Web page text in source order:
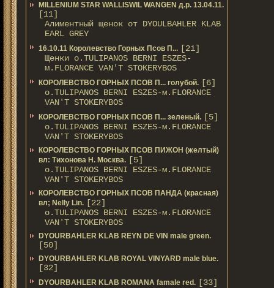
MILLENIUM STAR WALLISWIL WANGEN д.р. 13.04.11.
[11]
Алиментный щенок от DYOULBAHLER KLAB
EARL GREY
16.10.11 Королевство Горных Псов П... [21]
Щенки о.TULIPANOS BERNI ESZES-
м.FLORANCE VAN'T STOKERYBOS
КОРОЛЕВСТВО ГОРНЫХ ПСОВ П... голубой. [6]
о.TULIPANOS BERNI ESZES-м.FLORANCE
VAN'T STOKERYBOS
КОРОЛЕВСТВО ГОРНЫХ ПСОВ П... зеленый. [5]
о.TULIPANOS BERNI ESZES-м.FLORANCE
VAN'T STOKERYBOS
КОРОЛЕВСТВО ГОРНЫХ ПСОВ ПИЖОН (желтый)
вл: Тихонова Н. Москва. [5]
о.TULIPANOS BERNI ESZES-м.FLORANCE
VAN'T STOKERYBOS
КОРОЛЕВСТВО ГОРНЫХ ПСОВ ПАНДА (красная)
вл; Nelly Lin. [22]
о.TULIPANOS BERNI ESZES-м.FLORANCE
VAN'T STOKERYBOS
DYOURBAHLER KLAB REYN DE VIN male green.
[50]
DYOURBAHLER KLAB ROYAL VINYARD male blue.
[32]
DYOURBAHLER KLAB ROMANA famale red. [33]